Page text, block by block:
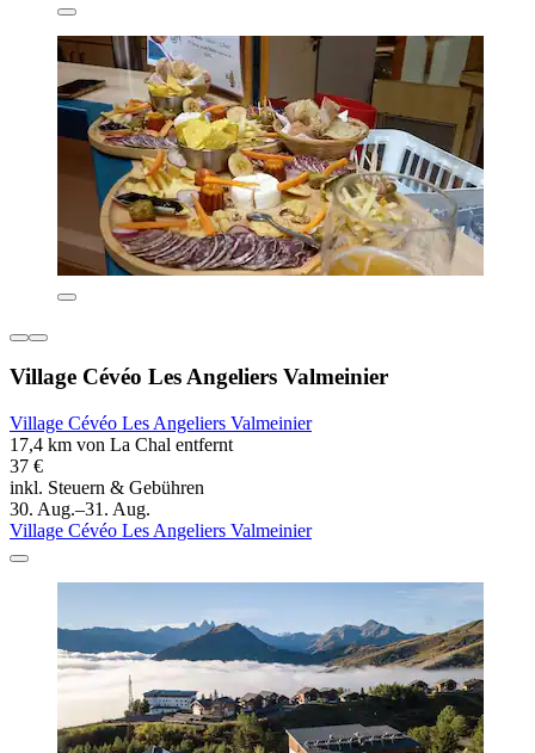
Village Cévéo Les Angeliers Valmeinier
Village Cévéo Les Angeliers Valmeinier
17,4 km von La Chal entfernt
37 €
inkl. Steuern & Gebühren
30. Aug.–31. Aug.
Village Cévéo Les Angeliers Valmeinier